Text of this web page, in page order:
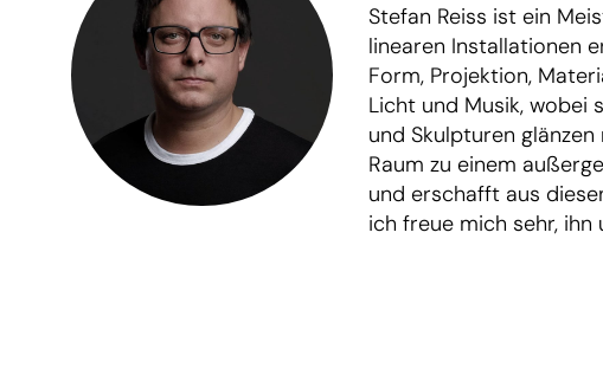
Stefan Reiss ist ein
linearen Installationen
Form, Projektion,
Licht und Musik, wobei
und Skulpturen
Raum zu einem
und erschafft aus
ich freue mich sehr,